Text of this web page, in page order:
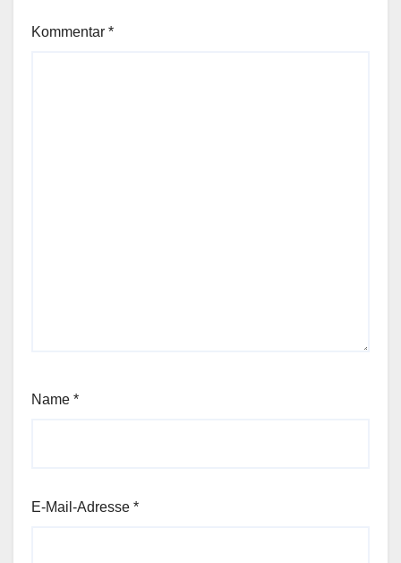
Kommentar *
Name *
E-Mail-Adresse *